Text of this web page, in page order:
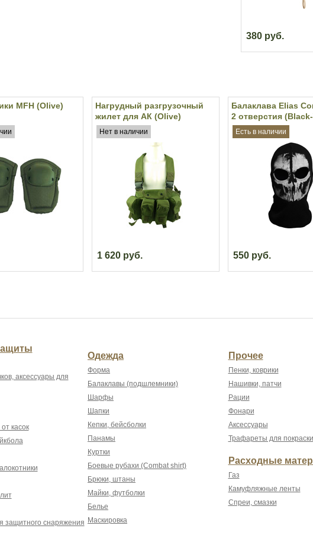
380 руб.
MFH (Olive)
Нагрудный разгрузочный
жилет для АК (Olive)
Нет в наличии
1 620 руб.
Балаклава Elias
2 отверстия
Есть в наличии
550 руб.
аксессуары для
касок
защитного снаряжения
Одежда
Форма
Балаклавы (подшлемники)
Шарфы
Шапки
Кепки, бейсболки
Панамы
Куртки
Боевые рубахи (Combat shirt)
Брюки, штаны
Майки, футболки
Белье
Маскировка
Прочее
Пенки, коврики
Нашивки, патчи
Рации
Фонари
Аксессуары
Трафареты для
Расходные
Газ
Камуфляжные ленты
Спреи, смазки